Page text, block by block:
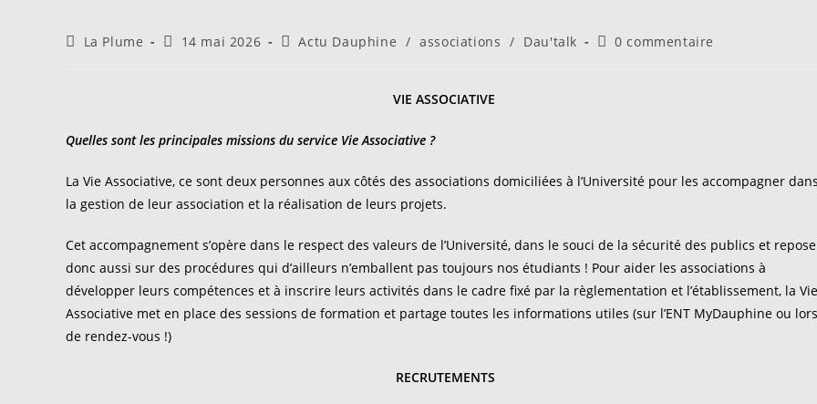
Auteur/autrice
La Plume
Publication
14 mai 2026
PostActu Dauphine / associations / Dau'talk
Commentaires
0 commentaire
VIE ASSOCIATIVE
Quelles sont les principales missions du service Vie Associative ?
La Vie Associative, ce sont deux personnes aux côtés des associations domiciliées à l’Université pour les accompagner
la gestion de leur association et la réalisation de leurs projets.
Cet accompagnement s’opère dans le respect des valeurs de l’Université, dans le souci de la sécurité des publics et repose
donc aussi sur des procédures qui d’ailleurs n’emballent pas toujours nos étudiants ! Pour aider les associations à
développer leurs compétences et à inscrire leurs activités dans le cadre fixé par la règlementation et l’établissement, la Vie
Associative met en place des sessions de formation et partage toutes les informations utiles (sur l’ENT MyDauphine ou lors
de rendez-vous !)
RECRUTEMENTS